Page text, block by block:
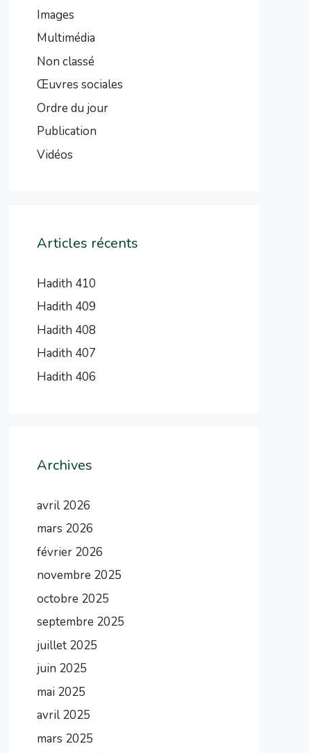
Images
Multimédia
Non classé
Œuvres sociales
Ordre du jour
Publication
Vidéos
Articles récents
Hadith 410
Hadith 409
Hadith 408
Hadith 407
Hadith 406
Archives
avril 2026
mars 2026
février 2026
novembre 2025
octobre 2025
septembre 2025
juillet 2025
juin 2025
mai 2025
avril 2025
mars 2025